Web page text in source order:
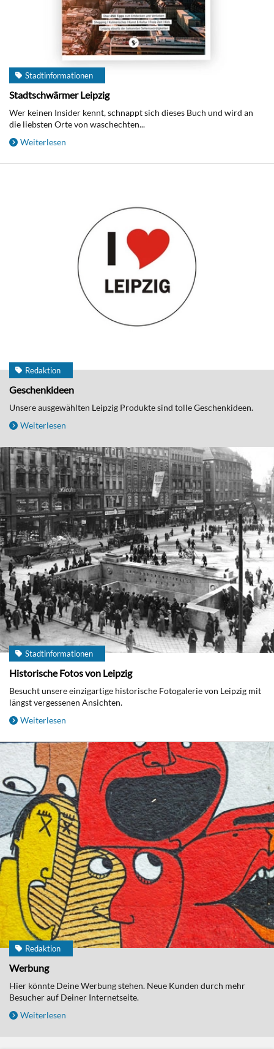
Stadtinformationen
Stadtschwärmer Leipzig
Wer keinen Insider kennt, schnappt sich dieses Buch und wird an
die liebsten Orte von waschechten...
Weiterlesen
Redaktion
Geschenkideen
Unsere ausgewählten Leipzig Produkte sind tolle Geschenkideen.
Weiterlesen
Stadtinformationen
Historische Fotos von Leipzig
Besucht unsere einzigartige historische Fotogalerie von Leipzig mit
längst vergessenen Ansichten.
Weiterlesen
Redaktion
Werbung
Hier könnte Deine Werbung stehen. Neue Kunden durch mehr
Besucher auf Deiner Internetseite.
Weiterlesen